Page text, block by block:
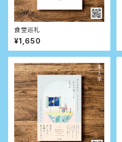
食堂巡礼
¥1,650